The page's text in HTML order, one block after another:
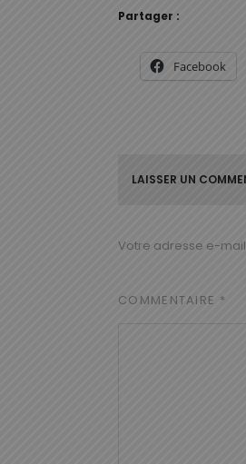
Partager :
Facebook
LAISSER UN
Votre adresse e-
COMMENTAIRE *